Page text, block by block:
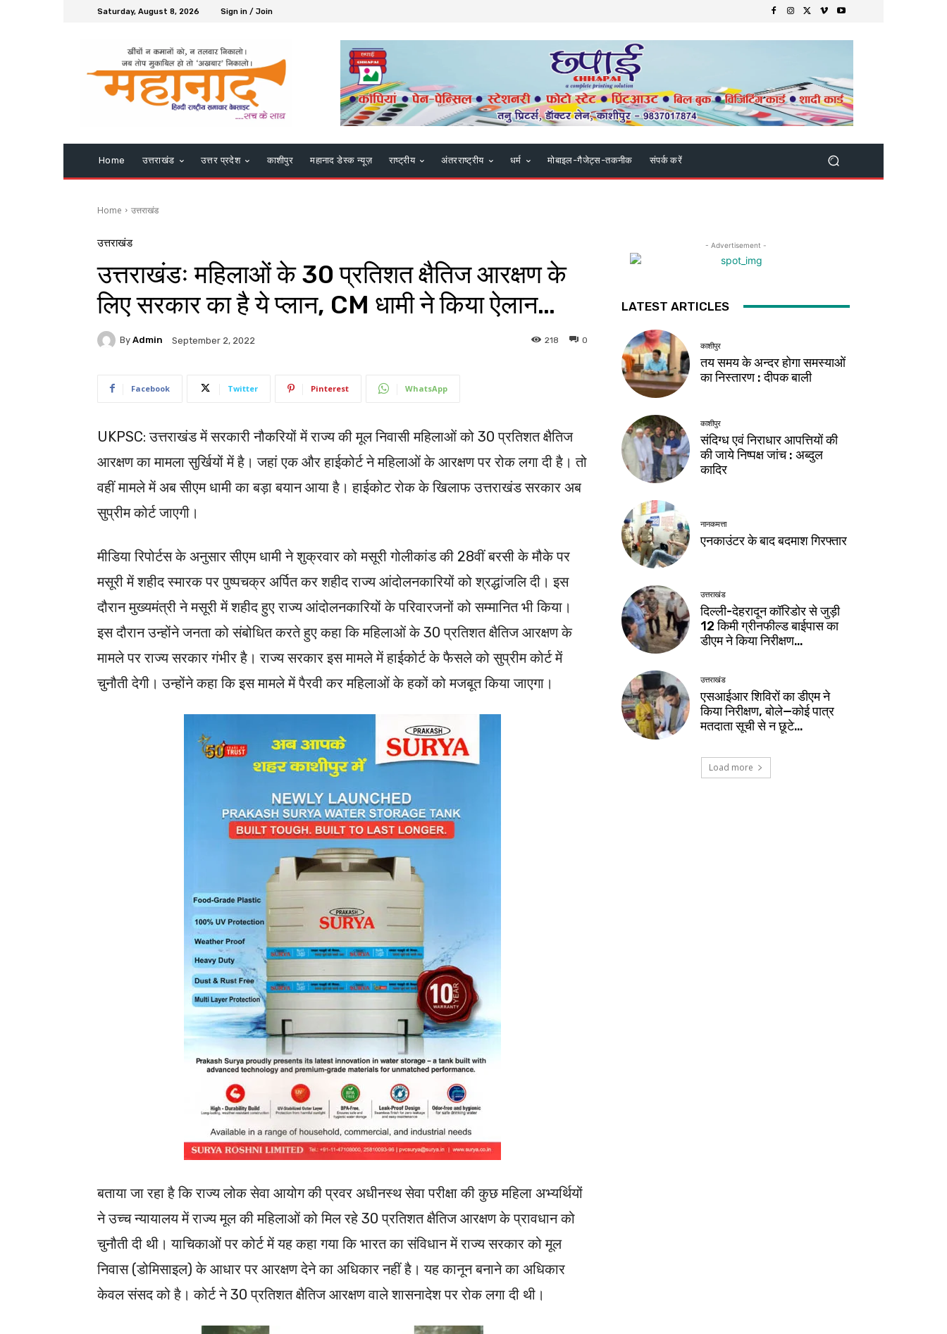
Saturday, August 8, 2026 Sign in / Join
Home उत्तराखंड उत्तर प्रदेश काशीपुर महानाद डेस्क न्यूज़ राष्ट्रीय अंतरराष्ट्रीय धर्म मोबाइल-गैजेट्स-तकनीक संपर्क करें
Home उत्तराखंड
उत्तराखंड
उत्तराखंडः महिलाओं के 30 प्रतिशत क्षैतिज आरक्षण के
लिए सरकार का है ये प्लान, CM धामी ने किया ऐलान…
By Admin September 2, 2022 0
218
Facebook Twitter Pinterest WhatsApp
UKPSC: उत्तराखंड में सरकारी नौकरियों में राज्य की मूल निवासी महिलाओं को 30 प्रतिशत क्षैतिज
आरक्षण का मामला सुर्खियों में है। जहां एक और हाईकोर्ट ने महिलाओं के आरक्षण पर रोक लगा दी है। तो
वहीं मामले में अब सीएम धामी का बड़ा बयान आया है। हाईकोट रोक के खिलाफ उत्तराखंड सरकार अब
सुप्रीम कोर्ट जाएगी।
मीडिया रिपोर्टस के अनुसार सीएम धामी ने शुक्रवार को मसूरी गोलीकांड की 28वीं बरसी के मौके पर
मसूरी में शहीद स्मारक पर पुष्पचक्र अर्पित कर शहीद राज्य आंदोलनकारियों को श्रद्धांजलि दी। इस
दौरान मुख्यमंत्री ने मसूरी में शहीद हुए राज्य आंदोलनकारियों के परिवारजनों को सम्मानित भी किया।
इस दौरान उन्होंने जनता को संबोधित करते हुए कहा कि महिलाओं के 30 प्रतिशत क्षैतिज आरक्षण के
मामले पर राज्य सरकार गंभीर है। राज्य सरकार इस मामले में हाईकोर्ट के फैसले को सुप्रीम कोर्ट में
चुनौती देगी। उन्होंने कहा कि इस मामले में पैरवी कर महिलाओं के हकों को मजबूत किया जाएगा।
बताया जा रहा है कि राज्य लोक सेवा आयोग की प्रवर अधीनस्थ सेवा परीक्षा की कुछ महिला अभ्यर्थियों
ने उच्च न्यायालय में राज्य मूल की महिलाओं को मिल रहे 30 प्रतिशत क्षैतिज आरक्षण के प्रावधान को
चुनौती दी थी। याचिकाओं पर कोर्ट में यह कहा गया कि भारत का संविधान में राज्य सरकार को मूल
निवास (डोमिसाइल) के आधार पर आरक्षण देने का अधिकार नहीं है। यह कानून बनाने का अधिकार
केवल संसद को है। कोर्ट ने 30 प्रतिशत क्षैतिज आरक्षण वाले शासनादेश पर रोक लगा दी थी।
- Advertisement -
LATEST ARTICLES
काशीपुर
तय समय के अन्दर होगा समस्याओं
का निस्तारण : दीपक बाली
काशीपुर
संदिग्ध एवं निराधार आपत्तियों की
की जाये निष्पक्ष जांच : अब्दुल
कादिर
नानकमत्ता
एनकाउंटर के बाद बदमाश गिरफ्तार
उत्तराखंड
दिल्ली-देहरादून कॉरिडोर से जुड़ी
12 किमी ग्रीनफील्ड बाईपास का
डीएम ने किया निरीक्षण…
उत्तराखंड
एसआईआर शिविरों का डीएम ने
किया निरीक्षण, बोले—कोई पात्र
मतदाता सूची से न छूटे…
Load more